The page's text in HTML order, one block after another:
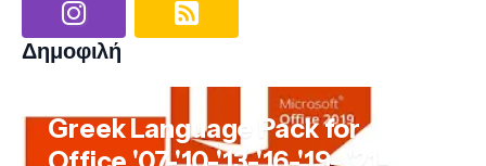
Δημοφιλή
Greek Language Pack for